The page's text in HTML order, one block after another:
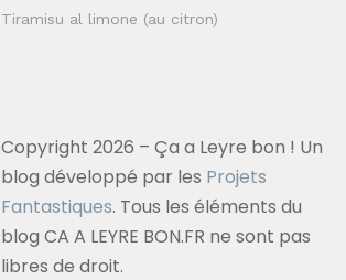
Tiramisu al limone (au citron)
Copyright 2026 – Ça a Leyre bon ! Un
blog développé par les Projets
Fantastiques. Tous les éléments du
blog CA A LEYRE BON.FR ne sont pas
libres de droit.